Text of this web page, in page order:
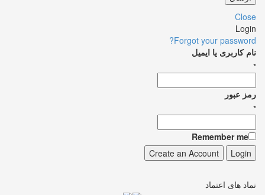
Close
Login
Forgot your password?
نام کاربری یا ایمیل
*
رمز عبور
*
Remember me
نماد های اعتماد